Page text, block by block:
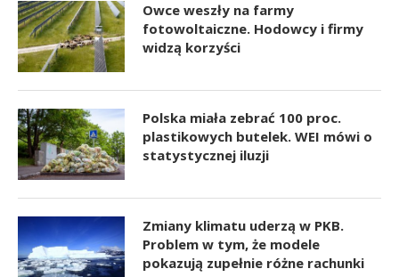
Owce weszły na farmy
fotowoltaiczne. Hodowcy i firmy
widzą korzyści
Polska miała zebrać 100 proc.
plastikowych butelek. WEI mówi o
statystycznej iluzji
Zmiany klimatu uderzą w PKB.
Problem w tym, że modele
pokazują zupełnie różne rachunki